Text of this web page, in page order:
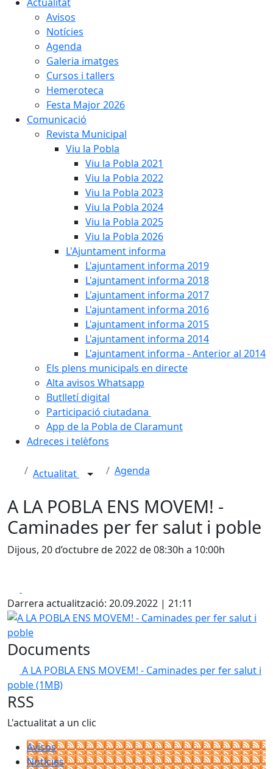
Avisos
Notícies
Agenda
Galeria imatges
Cursos i tallers
Hemeroteca
Festa Major 2026
Comunicació
Revista Municipal
Viu la Pobla
Viu la Pobla 2021
Viu la Pobla 2022
Viu la Pobla 2023
Viu la Pobla 2024
Viu la Pobla 2025
Viu la Pobla 2026
L'Ajuntament informa
L'ajuntament informa 2019
L'ajuntament informa 2018
L'ajuntament informa 2017
L'ajuntament informa 2016
L'ajuntament informa 2015
L'ajuntament informa 2014
L'ajuntament informa - Anterior al 2014
Els plens municipals en directe
Alta avisos Whatsapp
Butlletí digital
Participació ciutadana
App de la Pobla de Claramunt
Adreces i telèfons
Actualitat Agenda
A LA POBLA ENS MOVEM! -
Caminades per fer salut i poble
Dijous, 20 d’octubre de 2022 de 08:30h a 10:00h
Darrera actualització: 20.09.2022 | 21:11
A LA POBLA ENS MOVEM! - Caminades per fer salut i
Documents
A LA POBLA ENS MOVEM! - Caminades per fer salut i
poble(1MB)
RSS
L'actualitat a un clic
Avisos
Notícies